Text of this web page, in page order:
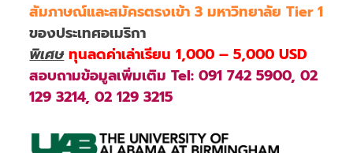
สัมภาษณ์และสมัครตรงเข้า 3 มหาวิทยาลัย Tier 1
ของประเทศอเมริกา
พิเศษ ทุนลดค่าเล่าเรียน 1,000 – 5,000 USD
สอบถามข้อมูลเพิ่มเติม Tel: 091 742 5900, 02
129 3214, 02 129 3215